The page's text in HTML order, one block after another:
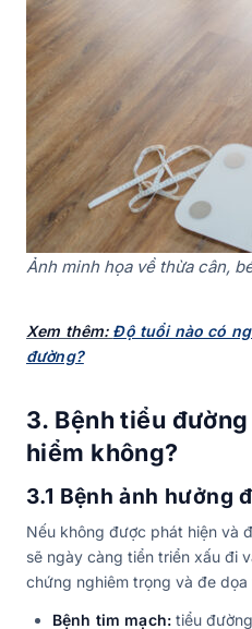
Ảnh minh họa về thừa cân,
Xem thêm: Độ tuổi nào có
đường?
3. Bệnh tiểu
hiểm không?
3.1 Bệnh ảnh hưởng
Nếu không được phát hiện và
sẽ ngày càng tiển triển xấu đi
chứng nghiêm trọng và đe dọa
Bệnh tim mạch:tiểu